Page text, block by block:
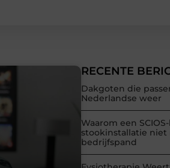
RECENTE
Dakgoten die
Nederlandse weer
Waarom een
stookinstallatie niet
bedrijfspand